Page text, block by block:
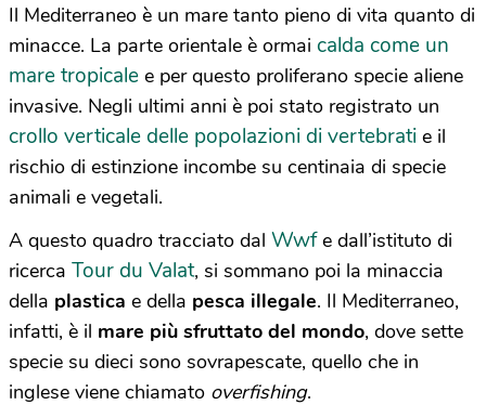
Il Mediterraneo è un mare tanto pieno di vita quanto di
minacce. La parte orientale è ormai calda come un
mare tropicale e per questo proliferano specie aliene
invasive. Negli ultimi anni è poi stato registrato un
crollo verticale delle popolazioni di vertebrati e il
rischio di estinzione incombe su centinaia di specie
animali e vegetali.
A questo quadro tracciato dal Wwfe dall’istituto di
ricerca Tour du Valat, si sommano poi la minaccia
della plastica e della pesca illegale. Il Mediterraneo,
infatti, è il mare più sfruttato del mondo, dove sette
specie su dieci sono sovrapescate, quello che in
inglese viene chiamato overfishing.